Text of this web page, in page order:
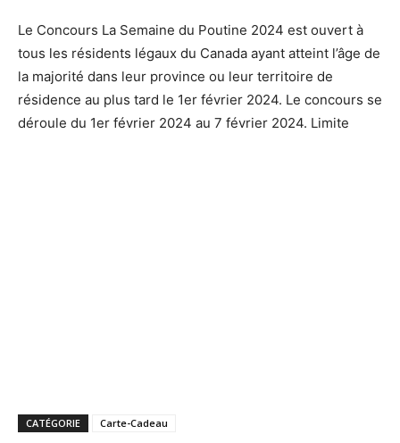
Le Concours La Semaine du Poutine 2024 est ouvert à
tous les résidents légaux du Canada ayant atteint l’âge de
la majorité dans leur province ou leur territoire de
résidence au plus tard le 1er février 2024. Le concours se
déroule du 1er février 2024 au 7 février 2024. Limite
CATÉGORIE Carte-Cadeau